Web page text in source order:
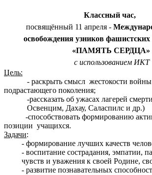
Классный час,
посвящённый 11 апреля -
освобождения узников фашистских
«ПАМЯТЬ СЕРДЦА»
с использованием ИКТ
Цель:
- раскрыть смысл жестокости
подрастающего поколения;
-рассказать об ужасах лагерей
Освенцим, Дахау, Саласпилс и др.)
-способствовать формированию
позиции учащихся.
Задачи:
- формирование лучших качеств
- воспитание сострадания, эмпатии,
чувств и уважения к своей Родине,
- развитие познавательных